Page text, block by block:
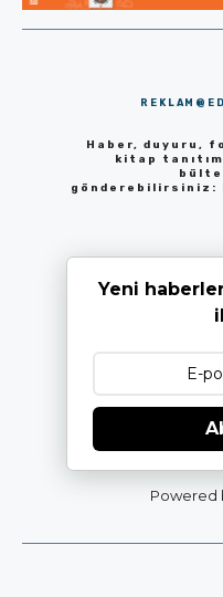
Haber, duyuru,
kitap tanıtım
gönderebilirsiniz:
Yeni
Powered